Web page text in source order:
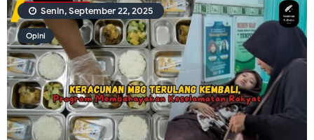
Opini
Senin, September 22, 2025